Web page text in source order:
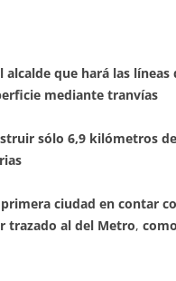
que hará las
mediante tranvías
sólo 6,9 kilómetros
ciudad en contar
trazado al del Metro,